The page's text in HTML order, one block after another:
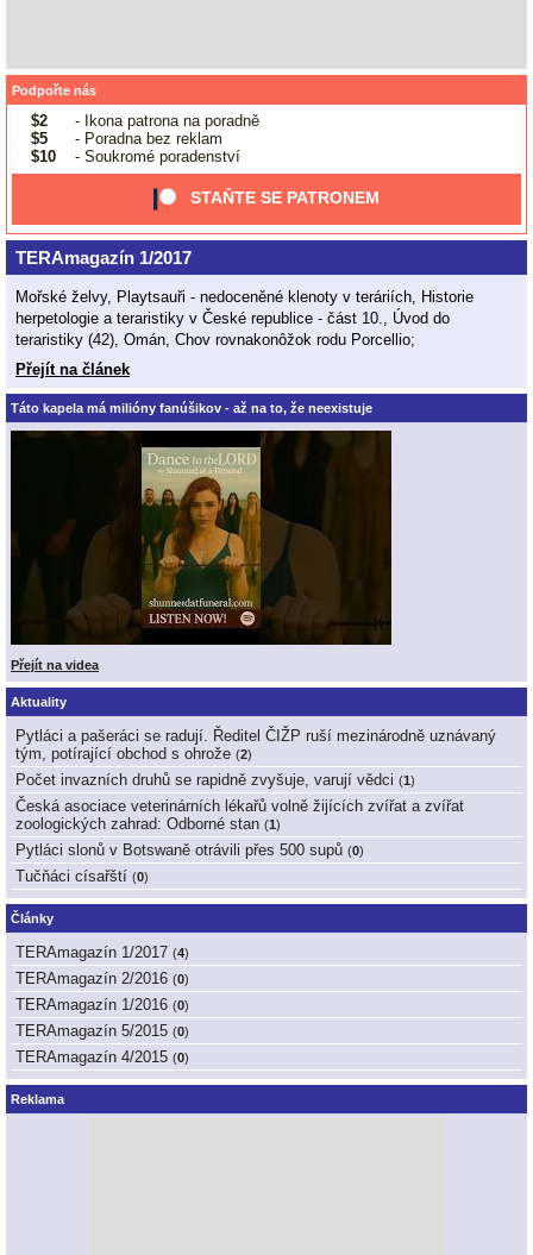
Podpořte nás
$2
- Ikona patrona na poradně
$5
- Poradna bez reklam
$10
- Soukromé poradenství
STAŇTE SE PATRONEM
TERAmagazín 1/2017
Mořské želvy, Playtsauři - nedoceněné klenoty v teráriích, Historie
herpetologie a teraristiky v České republice - část 10., Úvod do
teraristiky (42), Omán, Chov rovnakonôžok rodu Porcellio;
Přejít na článek
Táto kapela má milióny fanúšikov - až na to, že neexistuje
Přejít na videa
Aktuality
Pytláci a pašeráci se radují. Ředitel ČIŽP ruší mezinárodně uznávaný
tým, potírající obchod s ohrože (2)
Počet invazních druhů se rapidně zvyšuje, varují vědci (1 )
Česká asociace veterinárních lékařů volně žijících zvířat a zvířat
zoologických zahrad: Odborné stan (1 )
Pytláci slonů v Botswaně otrávili přes 500 supů (0)
Tučňáci císařští (0)
Články
TERAmagazín 1/2017 (4)
TERAmagazín 2/2016 (0)
TERAmagazín 1/2016 (0)
TERAmagazín 5/2015 (0)
TERAmagazín 4/2015 (0)
Reklama